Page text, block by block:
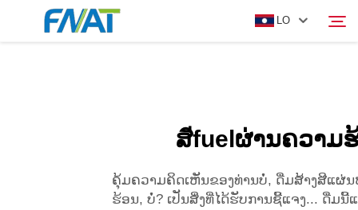
LO
ສีfuelຜ່ານຄວາມ
ຄຸ້ມຄວາມຄິດເຫັນຂອງທ່ານບໍ່, ດື່ມສ້າງສີແຜ່
ຮ້ອນ, ບໍ່? ເປັນສິ່ງທີ່ໄດ້ຮັບການຊີ້ແຈງ... ດື່ມນີ້